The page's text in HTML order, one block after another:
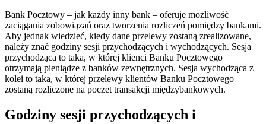
Bank Pocztowy – jak każdy inny bank – oferuje możliwość
zaciągania zobowiązań oraz tworzenia rozliczeń pomiędzy bankami.
Aby jednak wiedzieć, kiedy dane przelewy zostaną zrealizowane,
należy znać godziny sesji przychodzących i wychodzących. Sesja
przychodząca to taka, w której klienci Banku Pocztowego
otrzymają pieniądze z banków zewnętrznych. Sesja wychodząca z
kolei to taka, w której przelewy klientów Banku Pocztowego
zostaną rozliczone na poczet transakcji międzybankowych.
Godziny sesji przychodzących i